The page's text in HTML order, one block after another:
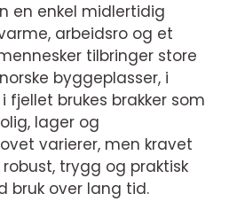
en enkel midlertidig
arbeidsro og et
tilbringer store
byggeplasser, i
fjellet brukes brakker som
lager og
varierer, men kravet
trygg og praktisk
bruk over lang tid.